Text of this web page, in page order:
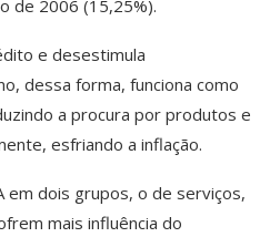
de 2006 (15,25%).
e desestimula
dessa forma, funciona como
a procura por produtos e
esfriando a inflação.
em dois grupos, o de serviços,
mais influência do